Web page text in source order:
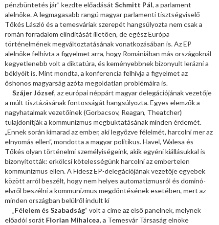
pénzbüntetés jár” kezdte előadását Schmitt Pál, a parlament
alelnöke. A legmagasabb rangú magyar parlamenti tisztségviselő
Tőkés László és a temesváriak szerepét hangsúlyozta nem csak a
román forradalom elindítását illetően, de egész Európa
történelmének megváltoztatásának vonatkozásában is. Az EP
alelnöke felhívta a figyelmet arra, hogy Romániában más országoknál
kegyetlenebb volt a diktatúra, és keményebbnek bizonyult lerázni a
béklyóit is. Mint mondta, a konferencia felhívja a figyelmet az
őshonos magyarság azóta megoldatlan problémáira is.
Szájer József, az európai néppárt magyar delegációjának vezetője
a múlt tisztázásának fontosságát hangsúlyozta. Egyes elemzők a
nagyhatalmak vezetőinek (Gorbacsov, Reagan, Theatcher)
tulajdonítják a kommunizmus megbuktatásának minden érdemét.
„Ennek során kimarad az ember, aki legyőzve félelmét, harcolni mer az
elnyomás ellen”, mondotta a magyar politikus. Havel, Walesa és
Tőkés olyan történelmi személyiségeink, akik egyéni kiállásukkal is
bizonyították: erkölcsi kötelességünk harcolni az embertelen
kommunizmus ellen. A Fidesz EP-delegációjának vezetője egyebek
között arról beszélt, hogy nem helyes automatizmusról és dominó-
elvről beszélni a kommunizmus megdöntésének esetében, mert az
minden országban belülről indult ki
„Félelem és Szabadság” volt a címe az első panelnek, melynek
előadói sorát Florian Mihalcea, a Temesvár Társaság elnöke